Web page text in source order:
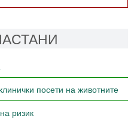
посети на животните
ризик